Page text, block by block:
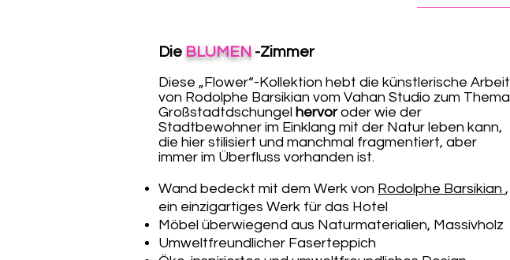
Die BLUMEN-Zimmer
Diese „Flower“-Kollektion hebt die künstlerische Arbeit
von Rodolphe Barsikian vom Vahan Studio zum Thema
Großstadtdschungel hervoroder wie der
Stadtbewohner im Einklang mit der Natur leben kann,
die hier stilisiert und manchmal fragmentiert, aber
immer im Überfluss vorhanden ist.
Wand bedeckt mit dem Werk von Rodolphe Barsikian ,
ein einzigartiges Werk für das Hotel
Möbel überwiegend aus Naturmaterialien, Massivholz
Umweltfreundlicher Faserteppich